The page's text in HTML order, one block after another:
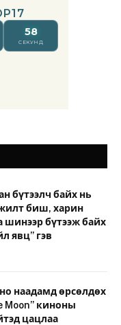
бүтээлч байх нь
биш, харин
шинээр бүтээж байх
явц” гэв
наадамд өрсөлдөх
Moon” киноны
цацлаа